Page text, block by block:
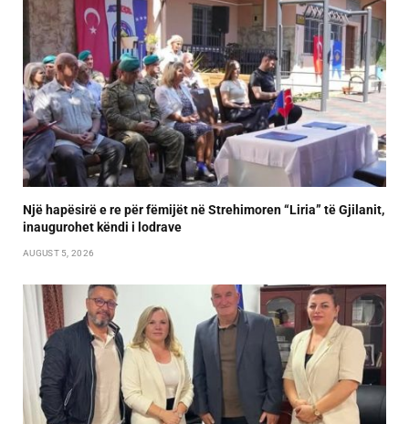
Një hapësirë e re për fëmijët në Strehimoren “Liria” të Gjilanit,
inaugurohet këndi i lodrave
AUGUST 5, 2026